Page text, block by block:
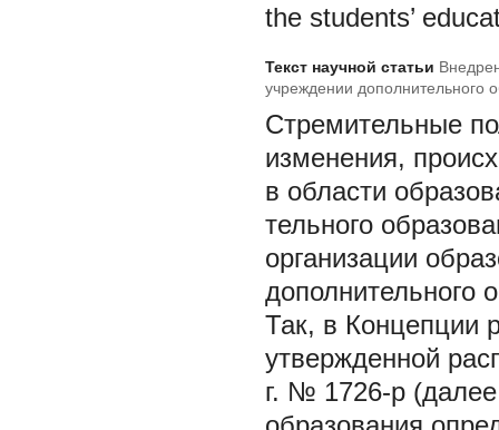
the students’
Текст научной статьи
учреждении дополнительного
Стремительные
изменения,
в области
тельного
организации
дополнительного
Так, в Концепции
утвержденной
г. № 1726-р